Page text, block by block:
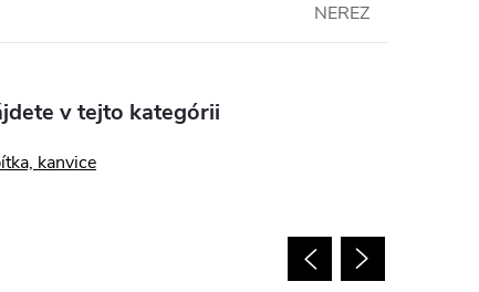
NEREZ
v tejto kategórii
kanvice